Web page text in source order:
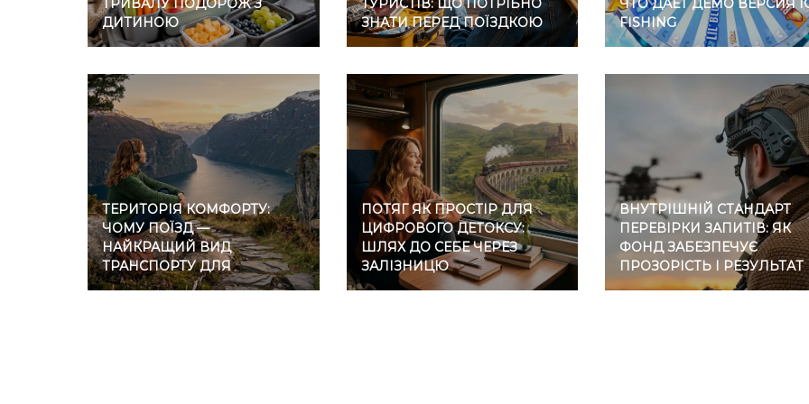
ТРИВАЛУ ПОДОРОЖ З
ДИТИНОЮ
ТУРИСТІВ: ЩО ПОТРІБНО
ЗНАТИ ПЕРЕД ПОЇЗДКОЮ
ЧТО ДАЕТ ДЕМО ВЕРСИЯ
FISHING
ТЕРИТОРІЯ КОМФОРТУ:
ЧОМУ ПОЇЗД —
НАЙКРАЩИЙ ВИД
ТРАНСПОРТУ ДЛЯ
ІНТРОВЕРТІВ
ПОТЯГ ЯК ПРОСТІР ДЛЯ
ЦИФРОВОГО ДЕТОКСУ:
ШЛЯХ ДО СЕБЕ ЧЕРЕЗ
ЗАЛІЗНИЦЮ
ВНУТРІШНІЙ СТАНДАРТ
ПЕРЕВІРКИ ЗАПИТІВ: ЯК
ФОНД ЗАБЕЗПЕЧУЄ
ПРОЗОРІСТЬ І РЕЗУЛЬТАТ